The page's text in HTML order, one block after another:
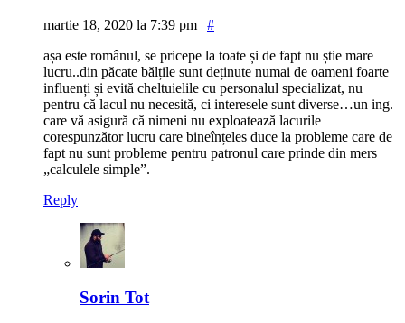
martie 18, 2020 la 7:39 pm | #
așa este românul, se pricepe la toate și de fapt nu știe mare
lucru..din păcate bălțile sunt deținute numai de oameni foarte
influenți și evită cheltuielile cu personalul specializat, nu
pentru că lacul nu necesită, ci interesele sunt diverse…un ing.
care vă asigură că nimeni nu exploatează lacurile
corespunzător lucru care bineînțeles duce la probleme care de
fapt nu sunt probleme pentru patronul care prinde din mers
„calculele simple”.
Reply
Sorin Tot